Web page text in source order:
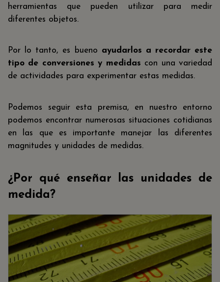
herramientas que pueden utilizar para medir
diferentes objetos.
Por lo tanto, es bueno ayudarlos a recordar este
tipo de conversiones y medidas con una variedad
de actividades para experimentar estas medidas.
Podemos seguir esta premisa, en nuestro entorno
podemos encontrar numerosas situaciones cotidianas
en las que es importante manejar las diferentes
magnitudes y unidades de medidas.
¿Por qué enseñar las unidades de
medida?